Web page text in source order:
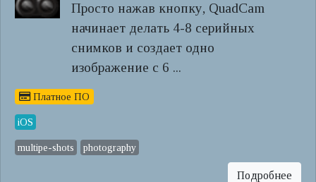
Просто нажав кнопку, QuadCam
начинает делать 4-8 серийных
снимков и создает одно
изображение с 6 ...
Платное ПО
iOS
multipe-shots photography
Подробнее